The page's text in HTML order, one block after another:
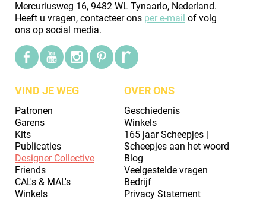
Mercuriusweg 16, 9482 WL Tynaarlo, Nederland.
Heeft u vragen, contacteer ons per e-mail of volg
ons op social media.
VIND JE WEG
Patronen
Garens
Kits
Publicaties
Designer Collective
Friends
CAL's & MAL's
Winkels
OVER ONS
Geschiedenis
Winkels
165 jaar Scheepjes |
Scheepjes aan het woord
Blog
Veelgestelde vragen
Bedrijf
Privacy Statement